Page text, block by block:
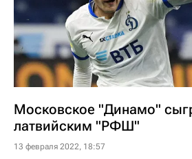
Московское "Динамо"
латвийским "РФШ"
13 февраля 2022, 18:57